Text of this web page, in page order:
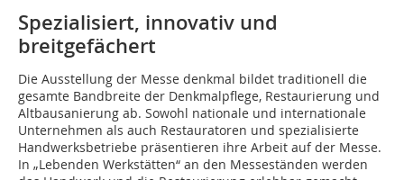
Spezialisiert, innovativ und
breitgefächert
Die Ausstellung der Messe denkmal bildet traditionell die
gesamte Bandbreite der Denkmalpflege, Restau­rierung und
Altbausanierung ab. Sowohl nationale und internationale
Unternehmen als auch Restau­ratoren und spezialisierte
Handwerksbetriebe präsentieren ihre Arbeit auf der Messe.
In „Lebenden Werkstätten“ an den Messeständen werden